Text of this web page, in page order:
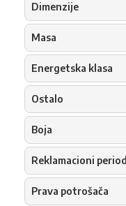
Dimenzije
Masa
Energetska klasa
Ostalo
Boja
Reklamacioni period
Prava potrošača